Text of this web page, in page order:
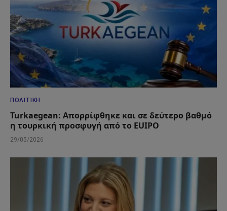
ΠΟΛΙΤΙΚΉ
Turkaegean: Απορρίφθηκε και σε δεύτερο βαθμό
η τουρκική προσφυγή από το EUIPO
29/05/2026